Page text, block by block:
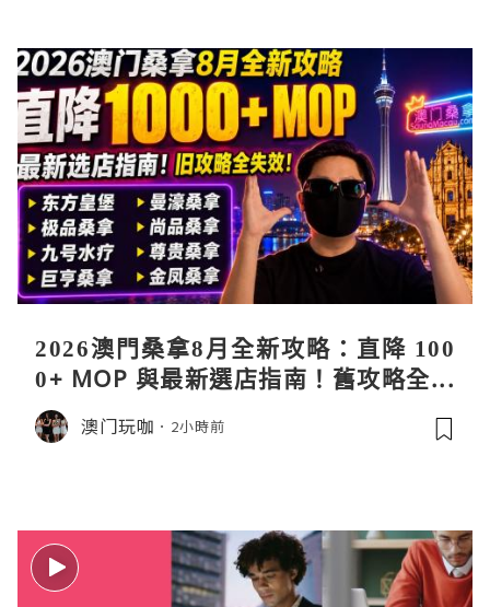
2026澳門桑拿8月全新攻略：直降 100
0+ MOP 與最新選店指南！舊攻略全失
效！
澳门玩咖 2小時前